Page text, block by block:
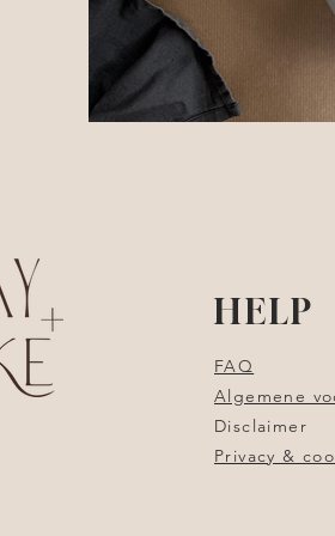
HELP
FAQ
Algemene
Disclaimer
Privacy &